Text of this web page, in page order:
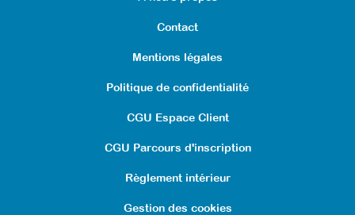
Contact
Mentions légales
Politique de confidentialité
CGU Espace Client
CGU Parcours d'inscription
Règlement intérieur
Gestion des cookies